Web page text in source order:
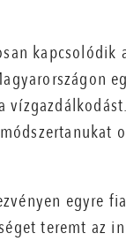
kapcsolódik
egyre
teremt az